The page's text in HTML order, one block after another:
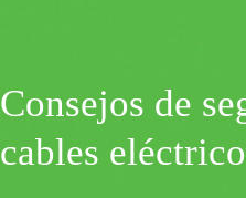
Consejos de
cables